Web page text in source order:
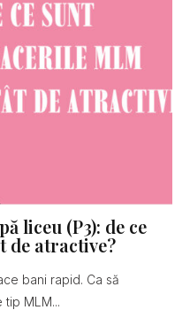
liceu (P3): de ce
de atractive?
bani rapid. Ca să
MLM...